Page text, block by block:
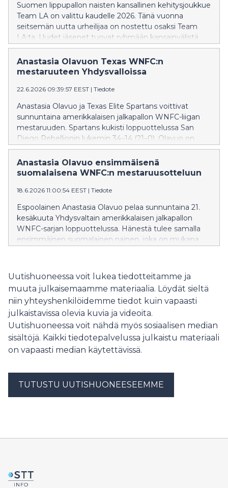
Suomen lippupallon naisten kansallinen kehitysjoukkue
Team LA on valittu kaudelle 2026. Tänä vuonna
seitsemän uutta urheilijaa on nostettu osaksi Team
LA:ta. Uudet jäsenet tuovat ryhmään kansainvälistä
kokemusta, kansainvälisen tason yleisurheilutaustaa
sekä EM-mitalien makuun päässeitä nuoria
lippupalloilijoita. Joukkue koostuu 21 olympiapaikkaa
Anastasia Olavuon Texas WNFC:n
mestaruuteen Yhdysvalloissa
22.6.2026 09:39:57 EEST | Tiedote
Anastasia Olavuo ja Texas Elite Spartans voittivat
sunnuntaina amerikkalaisen jalkapallon WNFC-liigan
mestaruuden. Spartans kukisti loppuottelussa San
Diego Rebellionin lukemin 34–14 (21–0). Olavuo on
ensimmäinen suomalainen, joka on ollut mukana
voittamassa kovatasoisen amerikkalaisen naisten
WNFC-sarjan mestaruuden.
Anastasia Olavuo ensimmäisenä
suomalaisena WNFC:n mestaruusotteluun
18.6.2026 11:00:54 EEST | Tiedote
Espoolainen Anastasia Olavuo pelaa sunnuntaina 21.
kesäkuuta Yhdysvaltain amerikkalaisen jalkapallon
WNFC-sarjan loppuottelussa. Hänestä tulee samalla
ensimmäinen suomalainen nainen, joka on mukana
Uutishuoneessa voit lukea tiedotteitamme ja
muuta julkaisemaamme materiaalia. Löydät sieltä
niin yhteyshenkilöidemme tiedot kuin vapaasti
julkaistavissa olevia kuvia ja videoita.
Uutishuoneessa voit nähdä myös sosiaalisen median
sisältöjä. Kaikki tiedotepalvelussa julkaistu materiaali
on vapaasti median käytettävissä.
TUTUSTU UUTISHUONEESEEMME